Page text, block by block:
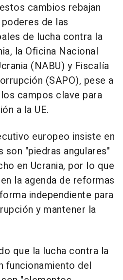
cambios rebajan
de las
de lucha contra la
la Oficina Nacional
(NABU) y Fiscalía
(SAPO), pese a
campos clave para
a la UE.
europeo insiste en
son "piedras angulares"
en Ucrania, por lo que
la agenda de reformas
independiente para
y mantener la
que la lucha contra la
funcionamiento del